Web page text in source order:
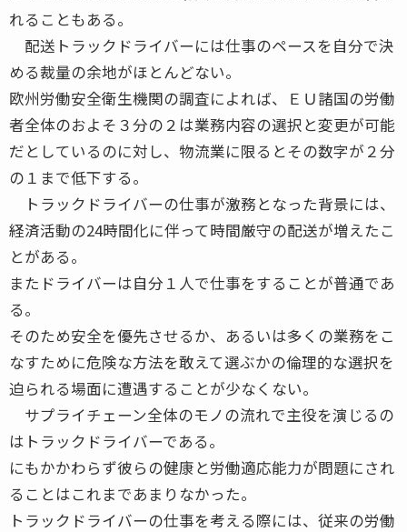
れることもある。
配送トラックドライバーには仕事のペースを自分で決
める裁量の余地がほとんどない。
欧州労働安全衛生機関の調査によれば、ＥＵ諸国の労働
者全体のおよそ３分の２は業務内容の選択と変更が可能
だとしているのに対し、物流業に限るとその数字が２分
の１まで低下する。
トラックドライバーの仕事が激務となった背景には、
経済活動の24時間化に伴って時間厳守の配送が増えたこ
とがある。
またドライバーは自分１人で仕事をすることが普通であ
る。
そのため安全を優先させるか、あるいは多くの業務をこ
なすために危険な方法を敢えて選ぶかの倫理的な選択を
迫られる場面に遭遇することが少なくない。
サプライチェーン全体のモノの流れで主役を演じるの
はトラックドライバーである。
にもかかわらず彼らの健康と労働適応能力が問題にされ
ることはこれまであまりなかった。
トラックドライバーの仕事を考える際には、従来の労働